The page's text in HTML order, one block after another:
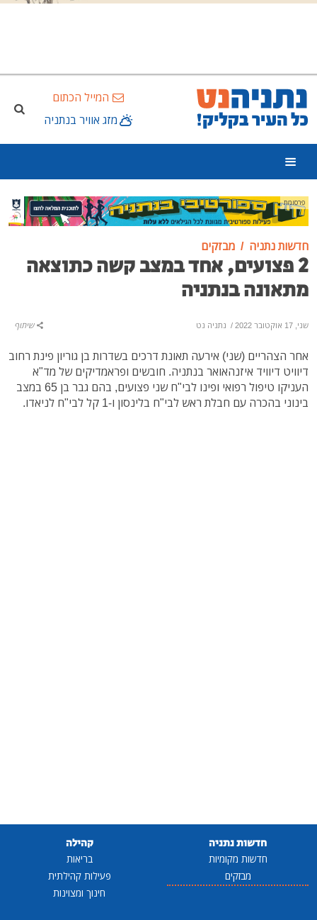
המייל הכתום
מזג אוויר בנתניה
פרסומת
חדשות נתניה מבזקים
2 פצועים, אחד במצב קשה כתוצאה
מתאונה בנתניה
שני, 17 אוקטובר 2022 / נתניה נט שיתוף
אחר הצהריים (שני) אירעה תאונת דרכים בשדרות בן גוריון פינת רחוב
דיוויט דיוויד איזנהאואר בנתניה. חובשים ופראמדיקים של מד"א
העניקו טיפול רפואי ופינו לבי"ח שני פצועים, בהם גבר בן 65 במצב
בינוני בהכרה עם חבלת ראש לבי"ח בלינסון ו-1 קל לבי"ח לניאדו.
חדשות נתניה
חדשות מקומיות
מבזקים
קהילה
בריאות
פעילות קהילתית
חינוך ומצוינות